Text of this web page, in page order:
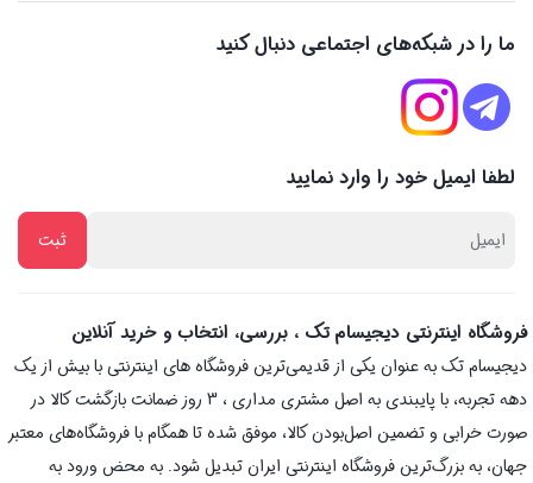
ما را در شبکه‌های اجتماعی دنبال کنید
لطفا ایمیل خود را وارد نمایید
فروشگاه اینترنتی دیجیسام تک ، بررسی، انتخاب و خرید آنلاین
دیجیسام تک به عنوان یکی از قدیمی‌ترین فروشگاه های اینترنتی با بیش از یک
دهه تجربه، با پایبندی به اصل مشتری مداری ، 3 روز ضمانت بازگشت کالا در
صورت خرابی و تضمین اصل‌بودن کالا، موفق شده تا همگام با فروشگاه‌های معتبر
جهان، به بزرگ‌ترین فروشگاه اینترنتی ایران تبدیل شود. به محض ورود به